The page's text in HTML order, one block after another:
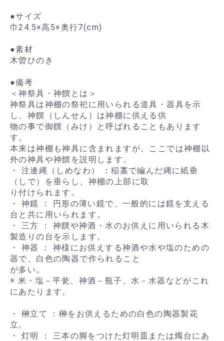
●サイズ
巾24.5×高5×奥行7(cm)
●素材
木曽ひのき
●備考
＜神祭具・神饌とは＞
神祭具は神棚の祭祀に用いられる道具・器具を示
し、神饌（しんせん）は神棚に供える供
物の事で御饌（みけ）と呼ばれることもあります
す。
本来は神棚も神具に含まれますが、ここでは神棚以
外の神具や神饌を説明します。
・ 注連縄（しめなわ） ：稲藁で編んだ縄に紙垂
（しで）を垂らし、神棚の上部に取
り付けられます。
・ 神鏡 ： 円形の薄い鏡で、一般的には鏡を支える
台と共に用いられます。
・ 三方 ： 神饌や神酒・水のお供えに用いられる木
製造りの台を示します。
・ 神器 ： 神様にお供えする神酒や水や塩のための
器で、白色の陶器で作られること
が多い。
※ 米・塩－平瓮、神酒－瓶子、水－水器などがこれ
にあたります。
・ 榊立て ：榊をお供えるための白色の陶器製花
立。
・ 灯明 ： 三本の脚をつけた灯明皿または燭台にあ